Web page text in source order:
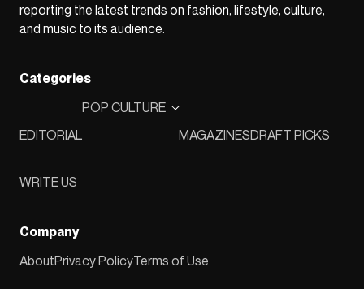
reporting the latest trends on fashion, lifestyle, culture,
and music to its audience.
Categories
EDITORIAL
POP CULTURE
MAGAZINESDRAFT PICKS
WRITE US
Company
AboutPrivacy PolicyTerms of Use